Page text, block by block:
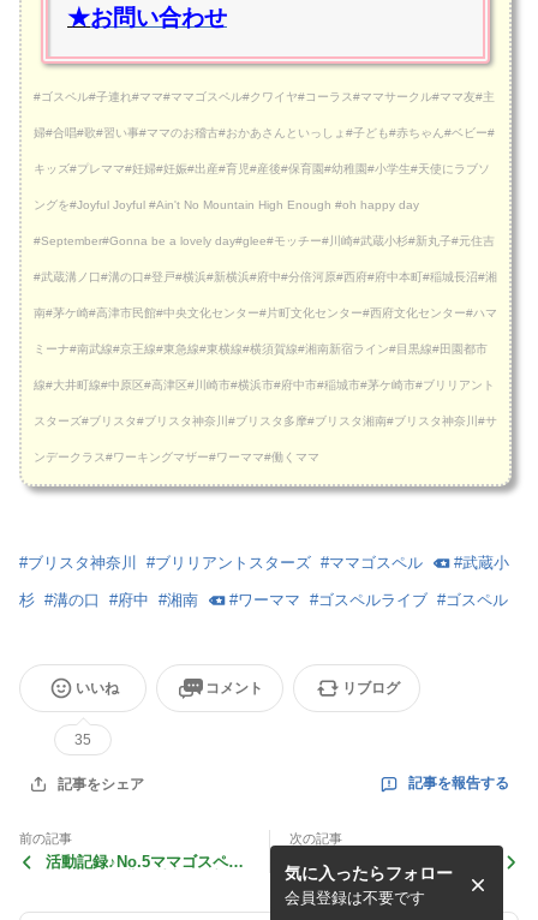
★お問い合わせ
#ゴスペル#子連れ#ママ#ママゴスペル#クワイヤ#コーラス#ママサークル#ママ友#主
婦#合唱#歌#習い事#ママのお稽古#おかあさんといっしょ#子ども#赤ちゃん#ベビー#
キッズ#プレママ#妊婦#妊娠#出産#育児#産後#保育園#幼稚園#小学生#天使にラブソ
ングを#Joyful Joyful #Ain't No Mountain High Enough #oh happy day
#September#Gonna be a lovely day#glee#モッチー#川崎#武蔵小杉#新丸子#元住吉
#武蔵溝ノ口#溝の口#登戸#横浜#新横浜#府中#分倍河原#西府#府中本町#稲城長沼#湘
南#茅ケ崎#高津市民館#中央文化センター#片町文化センター#西府文化センター#ハマ
ミーナ#南武線#京王線#東急線#東横線#横須賀線#湘南新宿ライン#目黒線#田園都市
線#大井町線#中原区#高津区#川崎市#横浜市#府中市#稲城市#茅ケ崎市#ブリリアント
スターズ#ブリスタ#ブリスタ神奈川#ブリスタ多摩#ブリスタ湘南#ブリスタ神奈川#サ
ンデークラス#ワーキングマザー#ワーママ#働くママ
#ブリスタ神奈川 #ブリリアントスターズ #ママゴスペル #武蔵小
杉 #溝の口 #府中 #湘南 #ワーママ #ゴスペルライブ #ゴスペル
いいね
35
コメント リブログ
記事をシェア 記事を報告する
前の記事
活動記録♪No.5ママゴスペル
年9月
次の記事
2/9サンデーレッスン@多摩
区役所♪
気に入ったらフォロー
会員登録は不要です